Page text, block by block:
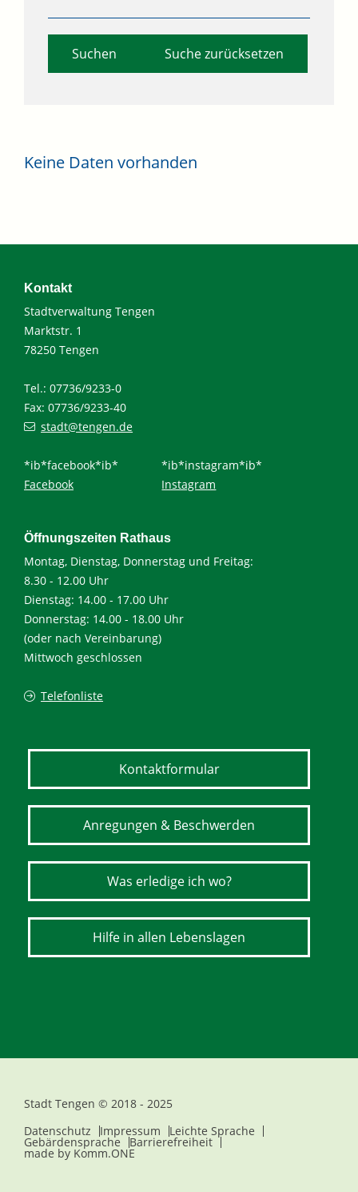
Suche zurücksetzen
Keine Daten vorhanden
Kontakt
Stadtverwaltung Tengen
Marktstr. 1
78250 Tengen
Tel.: 07736/9233-0
Fax: 07736/9233-40
stadt@tengen.de
*ib*facebook*ib*
Facebook
*ib*instagram*ib*
Instagram
Öffnungszeiten Rathaus
Montag, Dienstag, Donnerstag und Freitag:
8.30 - 12.00 Uhr
Dienstag: 14.00 - 17.00 Uhr
Donnerstag: 14.00 - 18.00 Uhr
(oder nach Vereinbarung)
Mittwoch geschlossen
Telefonliste
Kontaktformular
Anregungen & Beschwerden
Was erledige ich wo?
Hilfe in allen Lebenslagen
Stadt Tengen © 2018 - 2025
Datenschutz
Impressum Leichte Sprache
Gebärdensprache Barrierefreiheit
made by Komm.ONE